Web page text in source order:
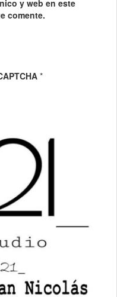
y web en este
comente.
*